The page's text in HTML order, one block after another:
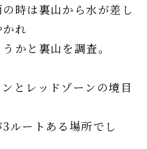
時は裏山から水が差し
れ
かと裏山を調査。
とレッドゾーンの境目
ルートある場所でし